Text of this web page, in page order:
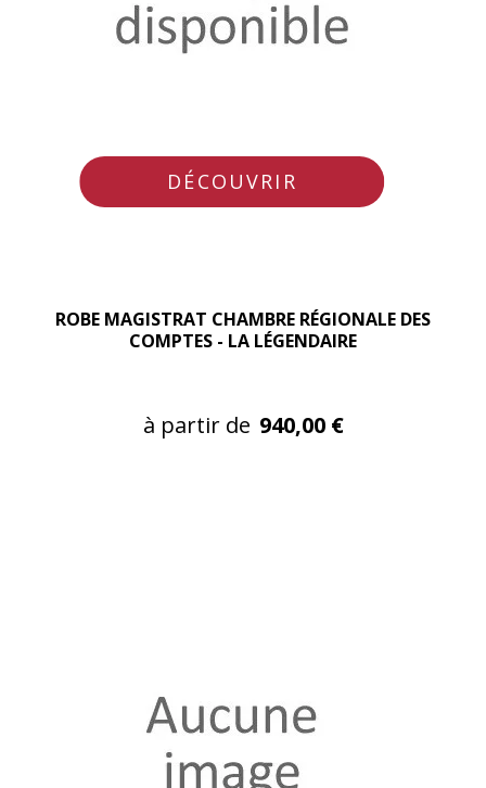
DÉCOUVRIR
ROBE MAGISTRAT CHAMBRE RÉGIONALE DES
COMPTES - LA LÉGENDAIRE
à partir de 940,00 €